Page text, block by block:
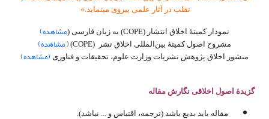
تقلب در آثار علمی پیروی مینماید.»
نمودار کمیتۀ اخلاق انتشار (COPE) به زبان فارسی ( مشاهده)
مشروح اصول کمیتۀ بین‌المللی اخلاق نشر (COPE) ( مشاهده)
منشور اخلاق پژوهش نشریات وزارت علوم، تحقیقات و فناوری (مشاهده)
گزیدۀ اصول اخلاقی نگارش مقاله
مقاله باید بدیع باشد (ترجمه، اقتباس و ... نباشد).